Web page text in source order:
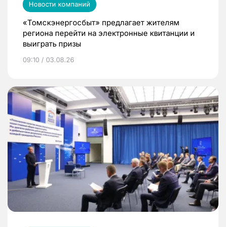
Новости компаний
«Томскэнергосбыт» предлагает жителям
региона перейти на электронные квитанции и
выиграть призы
09:10 / 03.08.26